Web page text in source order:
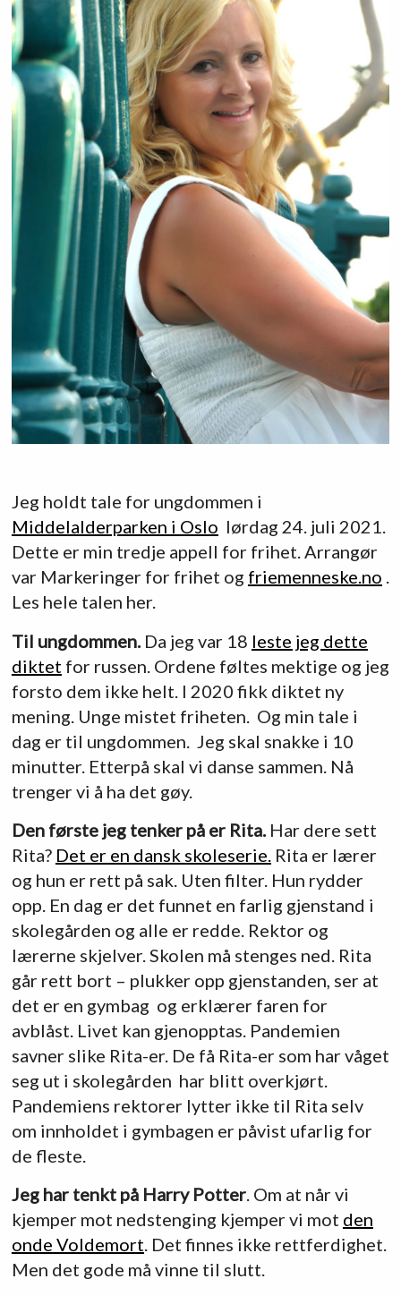
Jeg holdt tale for ungdommen i
Middelalderparken i Oslo lørdag 24. juli 2021.
Dette er min tredje appell for frihet. Arrangør
var Markeringer for frihet og friemenneske.no .
Les hele talen her.
Til ungdommen.Da jeg var 18 leste jeg dette
diktet for russen. Ordene føltes mektige og jeg
forsto dem ikke helt. I 2020 fikk diktet ny
mening. Unge mistet friheten. Og min tale i
dag er til ungdommen. Jeg skal snakke i 10
minutter. Etterpå skal vi danse sammen. Nå
trenger vi å ha det gøy.
Den første jeg tenker på er Rita.Har dere sett
Rita? Det er en dansk skoleserie. Rita er lærer
og hun er rett på sak. Uten filter. Hun rydder
opp. En dag er det funnet en farlig gjenstand i
skolegården og alle er redde. Rektor og
lærerne skjelver. Skolen må stenges ned. Rita
går rett bort – plukker opp gjenstanden, ser at
det er en gymbag og erklærer faren for
avblåst. Livet kan gjenopptas. Pandemien
savner slike Rita-er. De få Rita-er som har våget
seg ut i skolegården har blitt overkjørt.
Pandemiens rektorer lytter ikke til Rita selv
om innholdet i gymbagen er påvist ufarlig for
de fleste.
Jeg har tenkt på Harry Potter. Om at når vi
kjemper mot nedstenging kjemper vi mot den
onde Voldemort. Det finnes ikke rettferdighet.
Men det gode må vinne til slutt.